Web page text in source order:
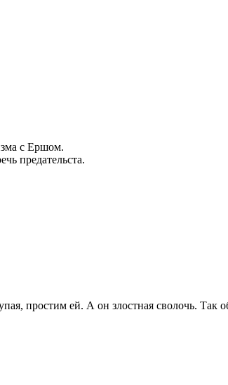
с Ершом.
предательста.
простим ей. А он злостная сволочь.